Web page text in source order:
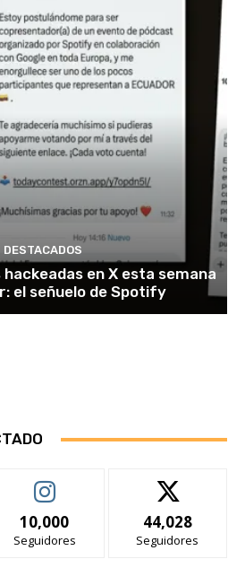
DESTACADOS
en X esta semana
el señuelo de Spotify
10,000
Seguidores
44,028
Seguidores